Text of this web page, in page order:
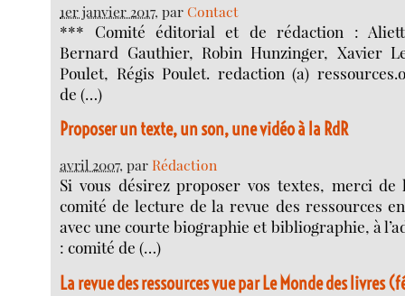
1er janvier 2017, parContact
*** Comité éditorial et de rédaction :
Bernard Gauthier, Robin Hunzinger, Xavier
Poulet, Régis Poulet. redaction (a)
de (…)
Proposer un texte, un son, une vidéo à la RdR
avril 2007, parRédaction
Si vous désirez proposer vos textes, merci de
comité de lecture de la revue des ressources
avec une courte biographie et bibliographie, à
: comité de (…)
La revue des ressources vue par Le Monde des livres